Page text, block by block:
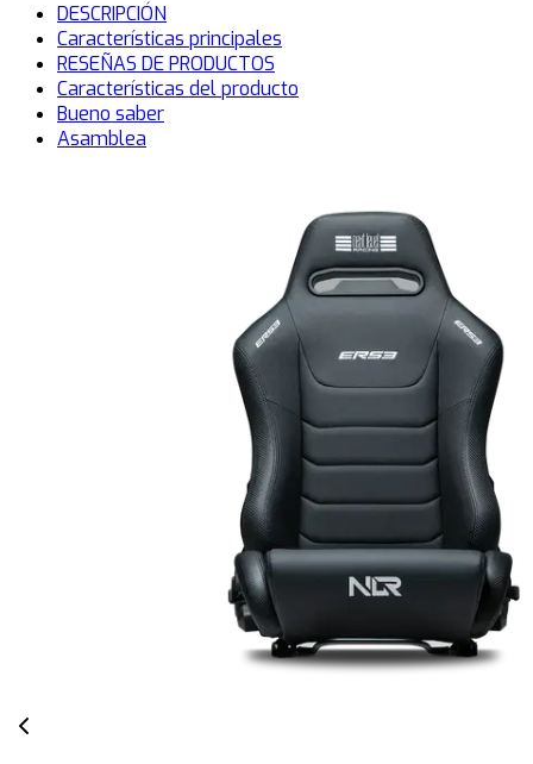
DESCRIPCIÓN
Características principales
RESEÑAS DE PRODUCTOS
Características del producto
Bueno saber
Asamblea